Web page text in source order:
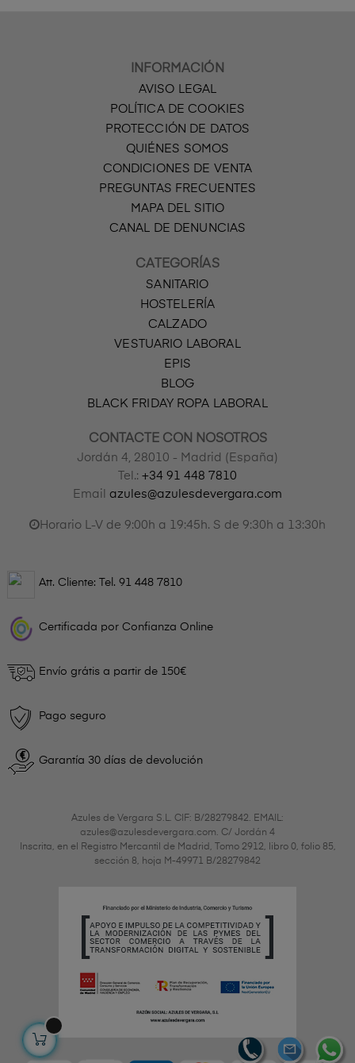
INFORMACIÓN
AVISO LEGAL
POLÍTICA DE COOKIES
PROTECCIÓN DE DATOS
QUIÉNES SOMOS
CONDICIONES DE VENTA
PREGUNTAS FRECUENTES
MAPA DEL SITIO
CANAL DE DENUNCIAS
CATEGORÍAS
SANITARIO
HOSTELERÍA
CALZADO
VESTUARIO LABORAL
EPIS
BLOG
BLACK FRIDAY ROPA LABORAL
CONTACTE CON NOSOTROS
Jordán 4, 28010 - Madrid (España)
Tel.: +34 91 448 7810
Email azules@azulesdevergara.com
Horario L-V de 9:00h a 19:45h. S de 9:30h a 13:30h
Att. Cliente: Tel. 91 448 7810
Certificada por Confianza Online
Envío grátis a partir de 150€
Pago seguro
Garantía 30 días de devolución
Azules de Vergara S.L. CIF: B/28279842. EMAIL:
azules@azulesdevergara.com. C/ Jordán 4
Inscrita, en el Registro Mercantil de Madrid, Tomo 2912, libro 0, folio 85,
sección 8, hoja M-49971 B/28279842